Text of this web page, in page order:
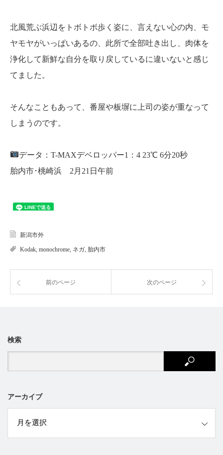
北風荒ぶ浜辺をトボトボ歩く姿に、言えない心の内、モ
ヤモヤがいっぱいあるの、此所で全部吐き出し、肉体を
浄化して新鮮な自分を取り戻しているに違いないと感じ
てました。
そんなこともあって、番屋や板塀に上司の姿が重なって
しまうのです。
データ：T-MAXデベロッパー1：4 23℃ 6分20秒
胎内市･桃崎浜 2月21日午前
新潟市外
Kodak monochrome ネガ 胎内市
前のページ 次のページ
検索
アーカイブ